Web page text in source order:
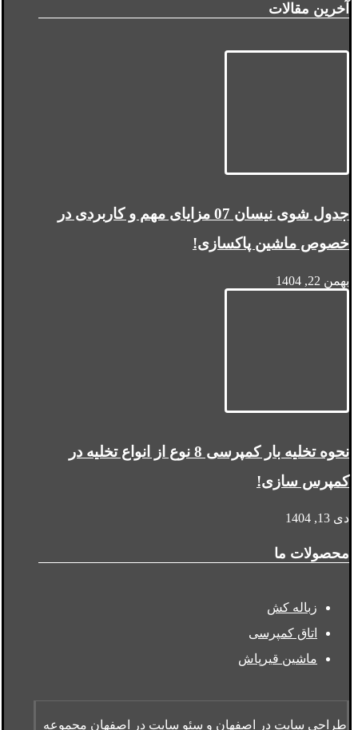
آخرین مقالات
جدول شوی نیسان 07 مزایای مهم و کاربردی در
خصوص ماشین پاکسازی!
بهمن 22, 1404
نحوه تخلیه بار کمپرسی 8 نوع از انواع تخلیه در
کمپرس سازی!
دی 13, 1404
محصولات ما
زباله کش
اتاق کمپرسی
ماشین قیرپاش
طراحی سایت در اصفهان و سئو سایت در اصفهان مجموعه